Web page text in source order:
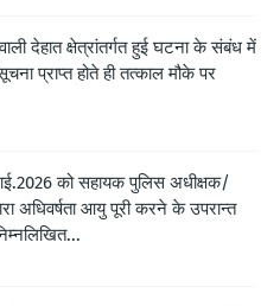
देहात क्षेत्रांतर्गत हुई घटना के संबंध में
प्राप्त होते ही तत्काल मौके पर
को सहायक पुलिस अधीक्षक/
अधिवर्षता आयु पूरी करने के उपरान्त